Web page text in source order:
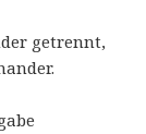
getrennt,